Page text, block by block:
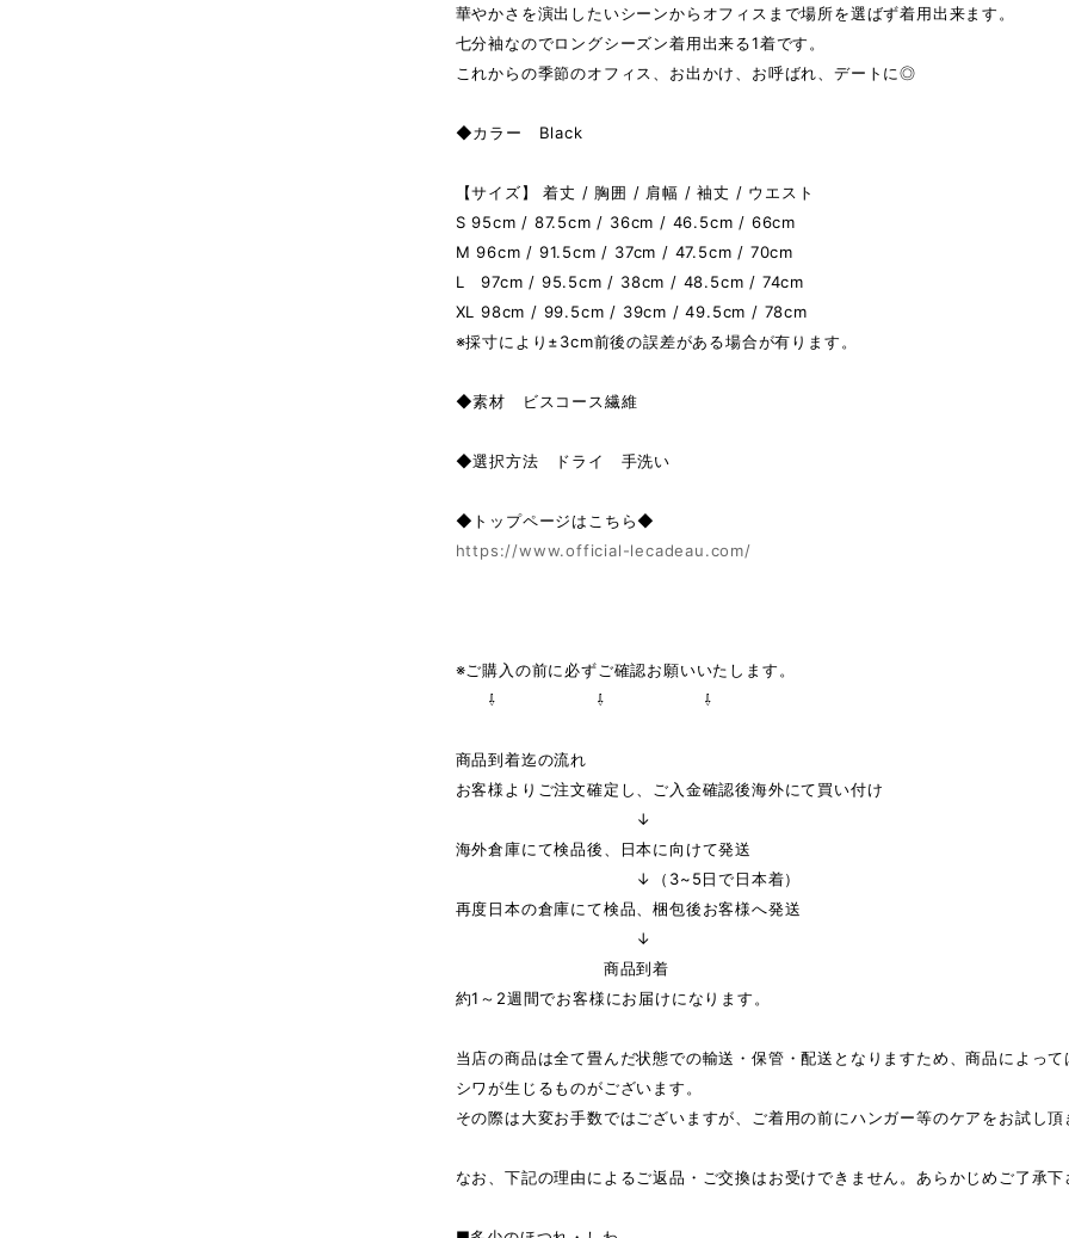
華やかさを演出したいシーンからオフィスまで場所を選ばず着用出来ます。
七分袖なのでロングシーズン着用出来る1着です。
これからの季節のオフィス、お出かけ、お呼ばれ、デートに◎
◆カラー Black
【サイズ】 着丈 / 胸囲 / 肩幅 / 袖丈 / ウエスト
S 95cm / 87.5cm / 36cm / 46.5cm / 66cm
M 96cm / 91.5cm / 37cm / 47.5cm / 70cm
L 97cm / 95.5cm / 38cm / 48.5cm / 74cm
XL 98cm / 99.5cm / 39cm / 49.5cm / 78cm
※採寸により±3cm前後の誤差がある場合が有ります。
◆素材 ビスコース繊維
◆選択方法 ドライ 手洗い
◆トップページはこちら◆
https://www.official-lecadeau.com/
※ご購入の前に必ずご確認お願いいたします。
⇩ ⇩ ⇩
商品到着迄の流れ
お客様よりご注文確定し、ご入金確認後海外にて買い付け
↓
海外倉庫にて検品後、日本に向けて発送
↓（3~5日で日本着）
再度日本の倉庫にて検品、梱包後お客様へ発送
↓
商品到着
約1～2週間でお客様にお届けになります。
当店の商品は全て畳んだ状態での輸送・保管・配送となりますため、商品によっ
シワが生じるものがございます。
その際は大変お手数ではございますが、ご着用の前にハンガー等のケアをお試し頂
なお、下記の理由によるご返品・ご交換はお受けできません。あらかじめご了承下